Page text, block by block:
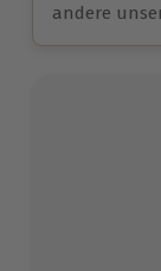
andere